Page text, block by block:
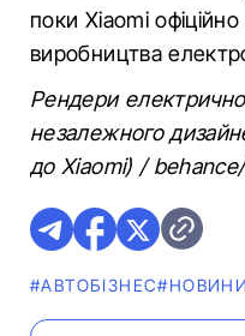
поки Xiaomi
виробництва
Рендери
незалежного
до Xiaomi) / behance/
#АВТОБІЗНЕС